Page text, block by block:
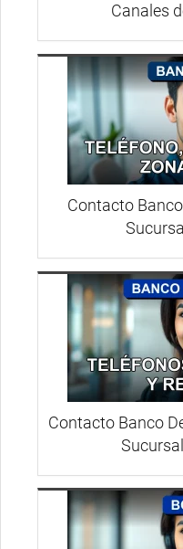
Canales
Contacto
Contacto Banco